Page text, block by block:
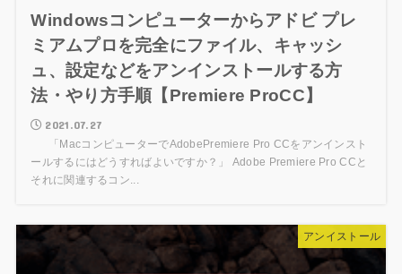
Windowsコンピューターからアドビ プレ
ミアムプロを完全にファイル、キャッシ
ュ、設定などをアンインストールする方
法・やり方手順【Premiere ProCC】
2021.07.27
「MacコンピューターでAdobePremiere Pro CCをアンインスト
ールするにはどうすればよいですか？」 Adobe Premiere Pro CCと
それに関連するコン...
アンイストール